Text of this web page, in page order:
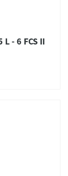
- 6 FCS II